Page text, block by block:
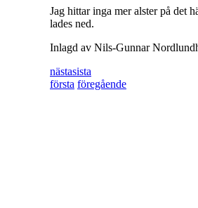
Jag hittar inga mer alster på det
lades ned.
Inlagd av Nils-Gunnar
nästasista
första föregående